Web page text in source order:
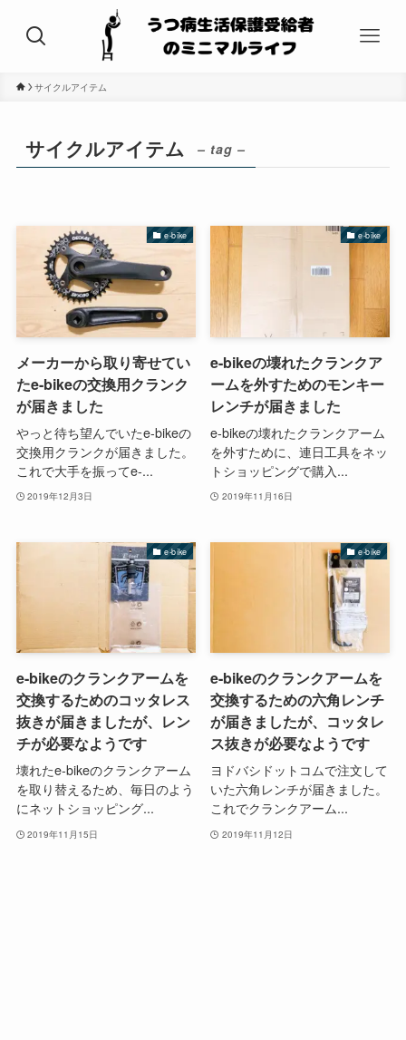
サイクルアイテム
サイクルアイテム – tag –
e-bike
メーカーから取り寄せてい
たe-bikeの交換用クランク
が届きました
やっと待ち望んでいたe-bikeの
交換用クランクが届きました。
これで大手を振ってe-...
2019年12月3日
e-bike
e-bikeの壊れたクランクア
ームを外すためのモンキー
レンチが届きました
e-bikeの壊れたクランクアーム
を外すために、連日工具をネッ
トショッピングで購入...
2019年11月16日
e-bike
e-bikeのクランクアームを
交換するためのコッタレス
抜きが届きましたが、レン
チが必要なようです
壊れたe-bikeのクランクアーム
を取り替えるため、毎日のよう
にネットショッピング...
2019年11月15日
e-bike
e-bikeのクランクアームを
交換するための六角レンチ
が届きましたが、コッタレ
ス抜きが必要なようです
ヨドバシドットコムで注文して
いた六角レンチが届きました。
これでクランクアーム...
2019年11月12日